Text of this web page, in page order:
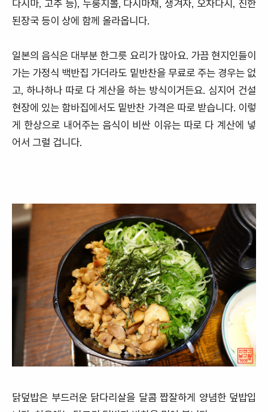
다시마, 고추 등), 누룽지볼, 다시마채, 생겨자, 오차다시, 진한
된장국 등이 상에 함께 올라옵니다.
일본의 음식은 대부분 한그릇 요리가 많아요. 가끔 현지인들이
가는 가정식 백반집 가더라도 밑반찬을 무료로 주는 경우는 없
고, 하나하나 따로 다 계산을 하는 방식이거든요. 심지어 건설
현장에 있는 함바집에서도 밑반찬 가격은 따로 받습니다. 이렇
게 한상으로 내어주는 음식이 비싼 이유는 따로 다 계산에 넣
어서 그럴 겁니다.
닭덮밥은 부드러운 닭다리살을 달콤 짭잘하게 양념한 덮밥입